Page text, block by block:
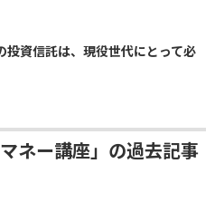
投資信託は、現役世代にとって必
ネー講座」の過去記事